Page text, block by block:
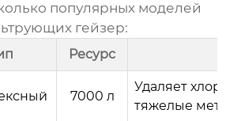
популярных моделей
гейзер:
Ресурс
7000 л
Удаляет
тяжелые